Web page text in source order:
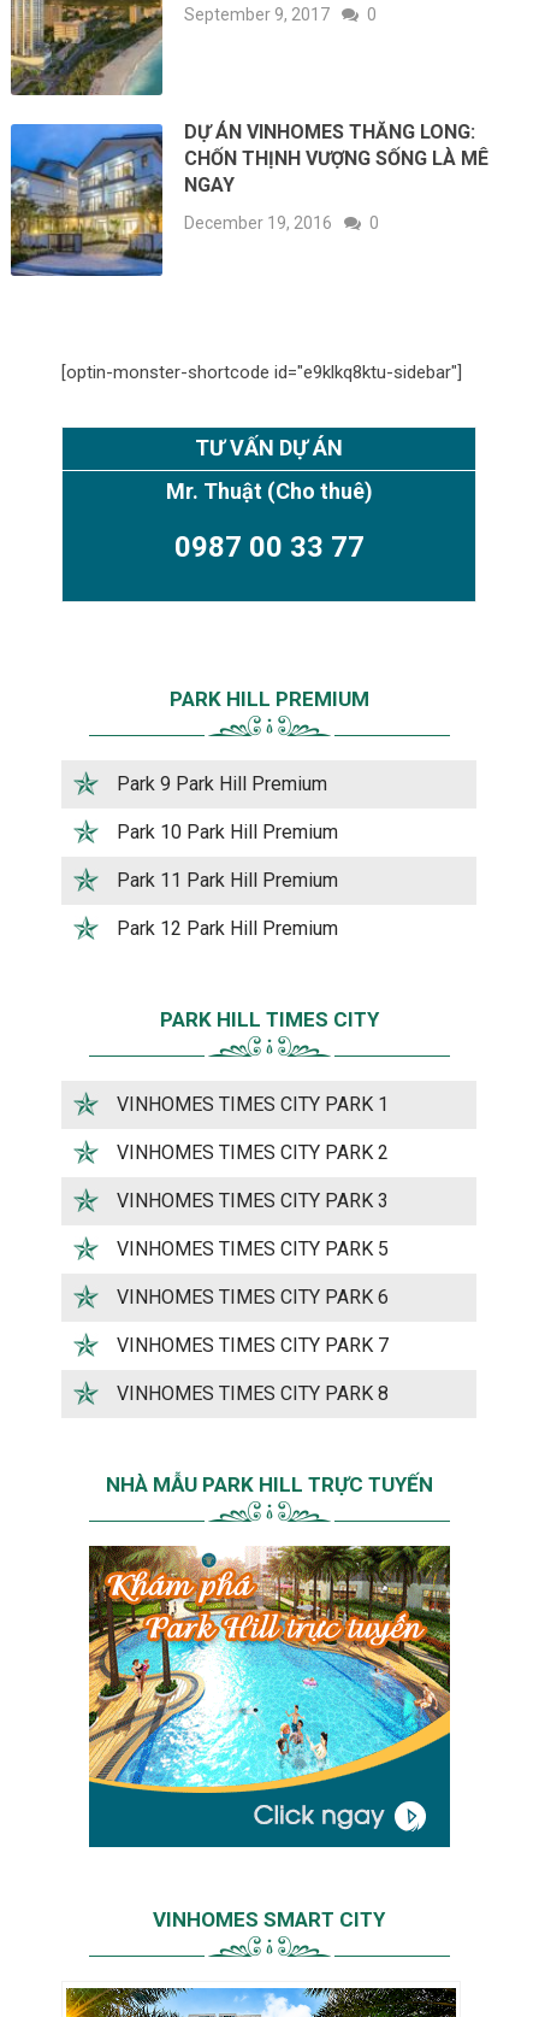
September 9, 2017 0
DỰ ÁN VINHOMES THĂNG LONG:
CHỐN THỊNH VƯỢNG SỐNG LÀ MÊ
NGAY
December 19, 2016 0
[optin-monster-shortcode id="e9klkq8ktu-sidebar"]
TƯ VẤN DỰ ÁN
Mr. Thuật (Cho thuê)
0987 00 33 77
PARK HILL PREMIUM
Park 9 Park Hill Premium
Park 10 Park Hill Premium
Park 11 Park Hill Premium
Park 12 Park Hill Premium
PARK HILL TIMES CITY
VINHOMES TIMES CITY PARK 1
VINHOMES TIMES CITY PARK 2
VINHOMES TIMES CITY PARK 3
VINHOMES TIMES CITY PARK 5
VINHOMES TIMES CITY PARK 6
VINHOMES TIMES CITY PARK 7
VINHOMES TIMES CITY PARK 8
NHÀ MẪU PARK HILL TRỰC TUYẾN
VINHOMES SMART CITY